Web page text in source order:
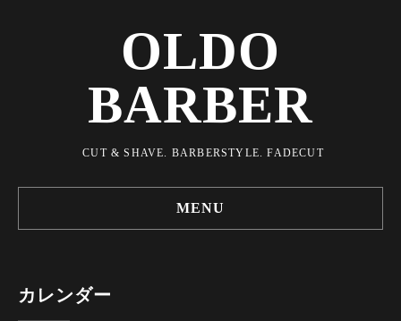
OLDO
BARBER
CUT & SHAVE. BARBERSTYLE. FADECUT
MENU
カレンダー